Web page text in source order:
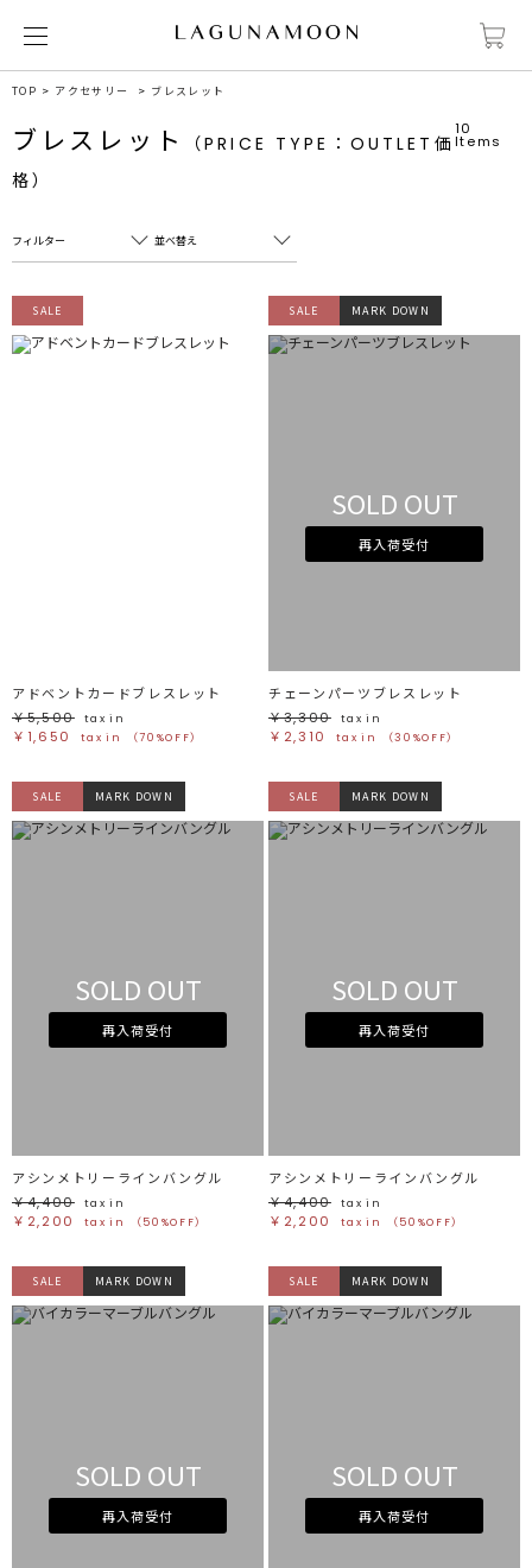
TOP アクセサリー ブレスレット
ブレスレット
（PRICE TYPE：OUTLET価
格）
10
Items
フィルター
フリーワード
ピンク ピンク
ミックス
この条件で絞り込む
並べ替え
売れ筋順
新着順
SALE
アドベントカードブレスレット
￥5,500
tax in
￥1,650 tax in （70%OFF）
SALE MARK DOWN
SOLD OUT
再入荷受付
チェーンパーツブレスレット
￥3,300
tax in
￥2,310 tax in （30%OFF）
SALE MARK DOWN
SOLD OUT
再入荷受付
アシンメトリーラインバングル
￥4,400
tax in
￥2,200 tax in （50%OFF）
SALE MARK DOWN
SOLD OUT
再入荷受付
アシンメトリーラインバングル
￥4,400
tax in
￥2,200 tax in （50%OFF）
SALE MARK DOWN
SOLD OUT
再入荷受付
SALE MARK DOWN
SOLD OUT
再入荷受付